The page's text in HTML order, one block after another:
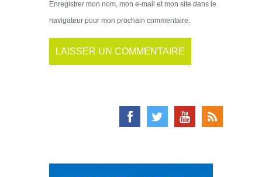
Enregistrer mon nom, mon e-mail et mon site dans le
navigateur pour mon prochain commentaire.